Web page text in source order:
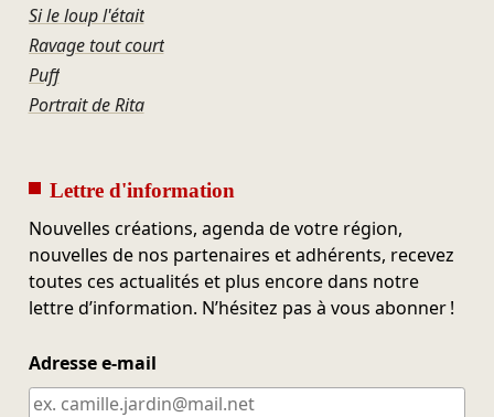
Si le loup l'était
Ravage tout court
Puff
Portrait de Rita
Lettre d'information
Nouvelles créations, agenda de votre région,
nouvelles de nos partenaires et adhérents, recevez
toutes ces actualités et plus encore dans notre
lettre d’information. N’hésitez pas à vous abonner !
Adresse e-mail